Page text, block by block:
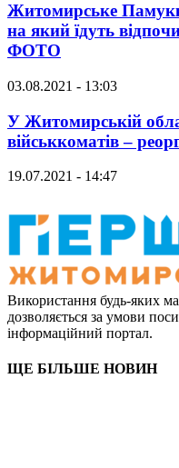
Житомирське
на який їдуть
ФОТО
03.08.2021 - 13:03
У Житомирській
військкоматів –
19.07.2021 - 14:47
Використання будь-яких
дозволяється за умови
інформаційний портал.
ЩЕ БІЛЬШЕ НОВИН